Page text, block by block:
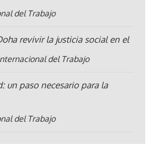
del Trabajo
revivir la justicia social en el
del Trabajo
un paso necesario para la
del Trabajo